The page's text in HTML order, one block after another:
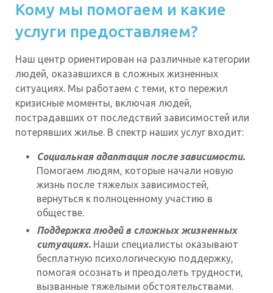
Кому мы помогаем и какие
услуги предоставляем?
Наш центр ориентирован на различные категории
людей, оказавшихся в сложных жизненных
ситуациях. Мы работаем с теми, кто пережил
кризисные моменты, включая людей,
пострадавших от последствий зависимостей или
потерявших жилье. В спектр наших услуг входит:
Социальная адаптация после зависимости.
Помогаем людям, которые начали новую
жизнь после тяжелых зависимостей,
вернуться к полноценному участию в
обществе.
Поддержка людей в сложных жизненных
ситуациях. Наши специалисты оказывают
бесплатную психологическую поддержку,
помогая осознать и преодолеть трудности,
вызванные тяжелыми обстоятельствами.